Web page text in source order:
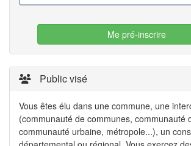
Me pré-inscrire
Public visé
Vous êtes élu dans une commune, une
(communauté de communes, communauté
communauté urbaine, métropole...), un